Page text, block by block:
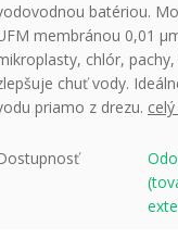
batériou.
membránou 0,01
chlór,
chuť vody.
priamo z drezu.